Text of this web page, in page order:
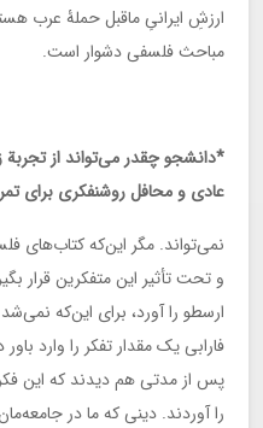
ارزشِ ایرانیِ ماقبل حملۀ عرب
مباحث فلسفی دشوار است.
*دانشجو چقدر می‌تواند از
عادی و محافل روشنفکری برای
نمی‌تواند. مگر این‌که کتاب‌های
و تحت تأثیر این متفکرین قرار
ارسطو را آورد، برای این‌که
فارابی یک مقدار تفکر را وارد
پس از مدتی هم دیدند که این
را آوردند. دینی که ما در